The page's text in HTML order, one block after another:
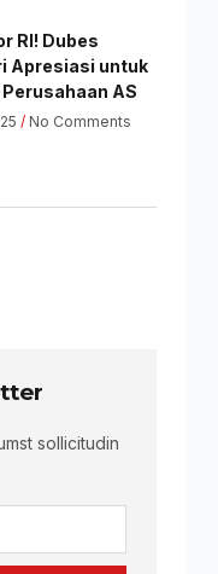
RI! Dubes
Apresiasi untuk
AS
No Comments
sollicitudin